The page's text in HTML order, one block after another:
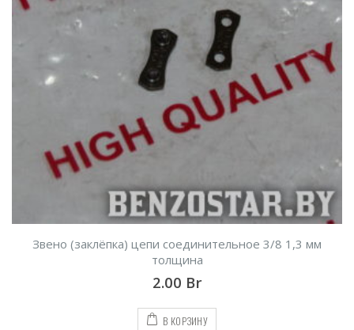
Звено (заклёпка) цепи соединительное 3/8 1,3 мм
толщина
2.00 Br
В КОРЗИНУ